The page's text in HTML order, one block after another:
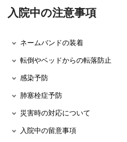
入院中の注意事項
ネームバンドの装着
転倒やベッドからの転落防止
感染予防
肺塞栓症予防
災害時の対応について
入院中の留意事項